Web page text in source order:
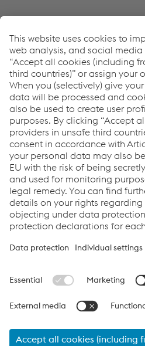
Mixed Traffic
Freight Traffic
Downloads
Solution de SillPDF | 245 KB
Under Sleeper PadsPDF |
Links
Applications
Products
Services
Terms and Conditions
Cookie settings